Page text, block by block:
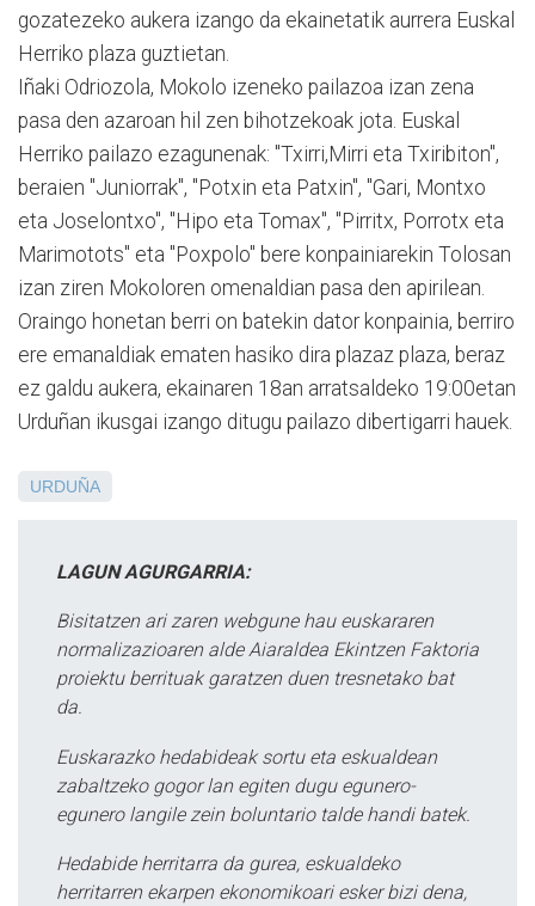
gozatezeko aukera izango da ekainetatik aurrera Euskal
Herriko plaza guztietan.
Iñaki Odriozola, Mokolo izeneko pailazoa izan zena
pasa den azaroan hil zen bihotzekoak jota. Euskal
Herriko pailazo ezagunenak: "Txirri,Mirri eta Txiribiton",
beraien "Juniorrak", "Potxin eta Patxin", "Gari, Montxo
eta Joselontxo", "Hipo eta Tomax", "Pirritx, Porrotx eta
Marimotots" eta "Poxpolo" bere konpainiarekin Tolosan
izan ziren Mokoloren omenaldian pasa den apirilean.
Oraingo honetan berri on batekin dator konpainia, berriro
ere emanaldiak ematen hasiko dira plazaz plaza, beraz
ez galdu aukera, ekainaren 18an arratsaldeko 19:00etan
Urduñan ikusgai izango ditugu pailazo dibertigarri hauek.
URDUÑA
LAGUN AGURGARRIA:
Bisitatzen ari zaren webgune hau euskararen
normalizazioaren alde Aiaraldea Ekintzen Faktoria
proiektu berrituak garatzen duen tresnetako bat
da.
Euskarazko hedabideak sortu eta eskualdean
zabaltzeko gogor lan egiten dugu egunero-
egunero langile zein boluntario talde handi batek.
Hedabide herritarra da gurea, eskualdeko
herritarren ekarpen ekonomikoari esker bizi dena,